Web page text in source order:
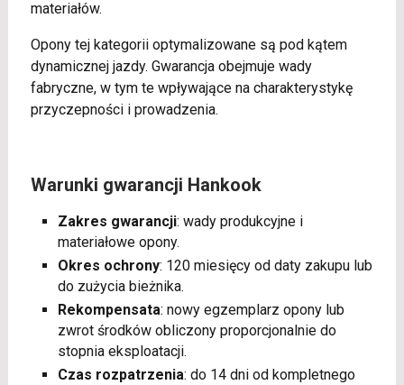
materiałów.
Opony tej kategorii optymalizowane są pod kątem
dynamicznej jazdy. Gwarancja obejmuje wady
fabryczne, w tym te wpływające na charakterystykę
przyczepności i prowadzenia.
Warunki gwarancji Hankook
Zakres gwarancji: wady produkcyjne i
materiałowe opony.
Okres ochrony: 120 miesięcy od daty zakupu lub
do zużycia bieżnika.
Rekompensata: nowy egzemplarz opony lub
zwrot środków obliczony proporcjonalnie do
stopnia eksploatacji.
Czas rozpatrzenia: do 14 dni od kompletnego